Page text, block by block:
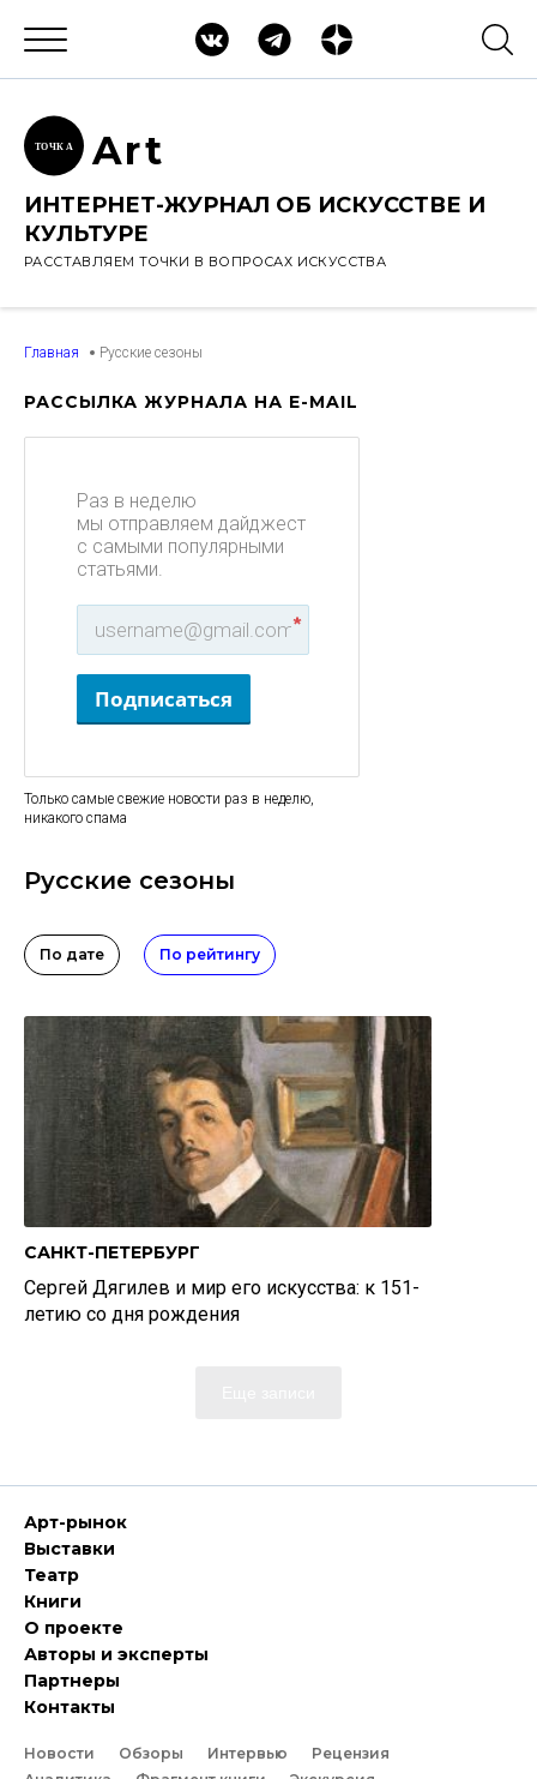
ТОЧК А Art
ИНТЕРНЕТ-ЖУРНАЛ ОБ ИСКУССТВЕ И
КУЛЬТУРЕ
РАССТАВЛЯЕМ ТОЧКИ В ВОПРОСАХ ИСКУССТВА
Главная Русские сезоны
РАССЫЛКА ЖУРНАЛА НА E-MAIL
Раз в неделю
мы отправляем дайджест
с самыми популярными
статьями.
*
Подписаться
Только самые свежие новости раз в неделю,
никакого спама
Русские сезоны
По дате По рейтингу
САНКТ-ПЕТЕРБУРГ
Сергей Дягилев и мир его искусства: к 151-
летию со дня рождения
Арт-рынок
Выставки
Театр
Книги
О проекте
Авторы и эксперты
Партнеры
Контакты
Новости Обзоры Интервью
Рецензия